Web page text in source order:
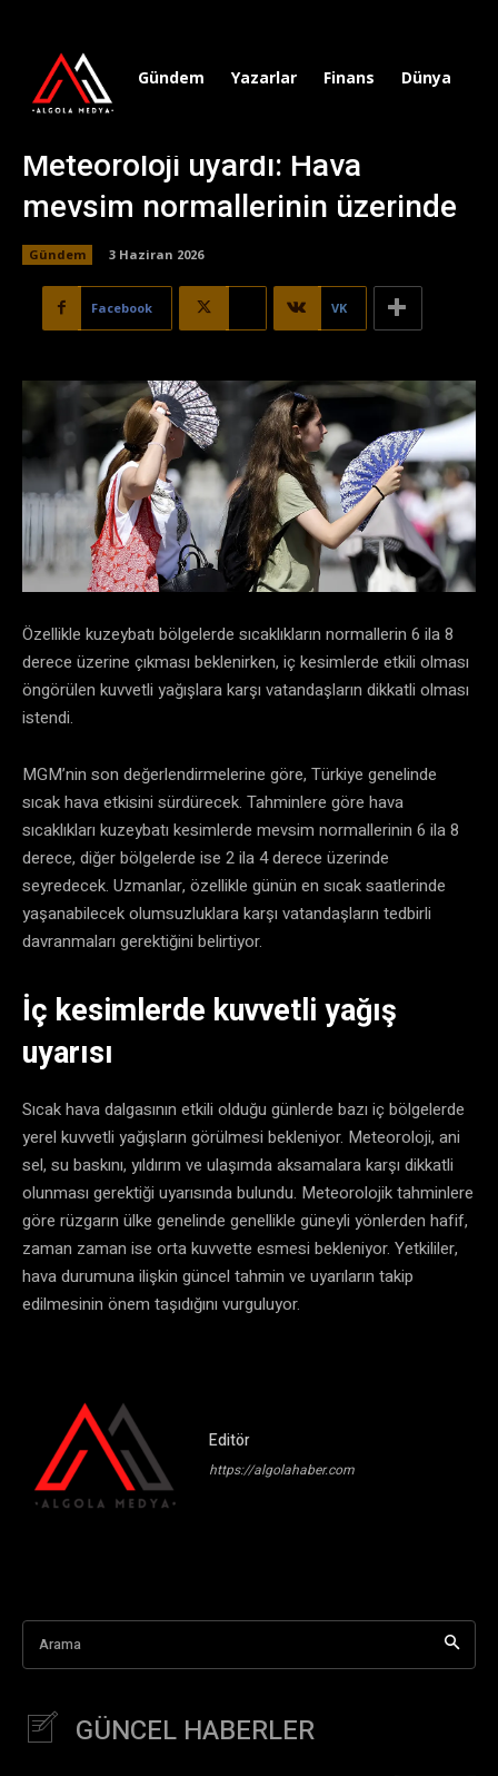
Gündem Yazarlar Finans Dünya
Meteoroloji uyardı: Hava
mevsim normallerinin üzerinde
Gündem 3 Haziran 2026
Facebook VK
Özellikle kuzeybatı bölgelerde sıcaklıkların normallerin 6 ila 8
derece üzerine çıkması beklenirken, iç kesimlerde etkili olması
öngörülen kuvvetli yağışlara karşı vatandaşların dikkatli olması
istendi.
MGM’nin son değerlendirmelerine göre, Türkiye genelinde
sıcak hava etkisini sürdürecek. Tahminlere göre hava
sıcaklıkları kuzeybatı kesimlerde mevsim normallerinin 6 ila 8
derece, diğer bölgelerde ise 2 ila 4 derece üzerinde
seyredecek. Uzmanlar, özellikle günün en sıcak saatlerinde
yaşanabilecek olumsuzluklara karşı vatandaşların tedbirli
davranmaları gerektiğini belirtiyor.
İç kesimlerde kuvvetli yağış
uyarısı
Sıcak hava dalgasının etkili olduğu günlerde bazı iç bölgelerde
yerel kuvvetli yağışların görülmesi bekleniyor. Meteoroloji, ani
sel, su baskını, yıldırım ve ulaşımda aksamalara karşı dikkatli
olunması gerektiği uyarısında bulundu. Meteorolojik tahminlere
göre rüzgarın ülke genelinde genellikle güneyli yönlerden hafif,
zaman zaman ise orta kuvvette esmesi bekleniyor. Yetkililer,
hava durumuna ilişkin güncel tahmin ve uyarıların takip
edilmesinin önem taşıdığını vurguluyor.
Editör
https://algolahaber.com
Arama
GÜNCEL HABERLER